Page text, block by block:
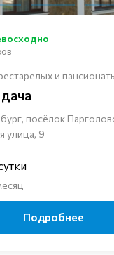
и
посёлок
улица, 9
Подробнее